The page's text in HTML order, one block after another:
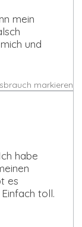
mein
und
markieren
habe
es
toll.